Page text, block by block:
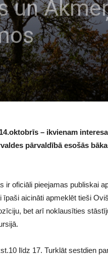
un
– ikvienam
pārvaldībā esošās
ir oficiāli pieejamas publiskai
aicināti apmeklēt tieši
bet arī noklausīties
līdz 17. Turklāt sestdien